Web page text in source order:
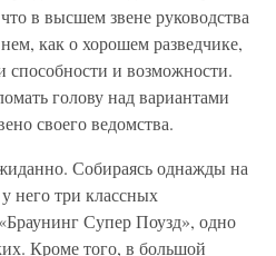
в высшем звене руководства
как о хорошем разведчике,
способности и возможности.
голову над вариантами
своего ведомства.
Собираясь однажды на
него три классных
Супер Поузд», одно
Кроме того, в большой